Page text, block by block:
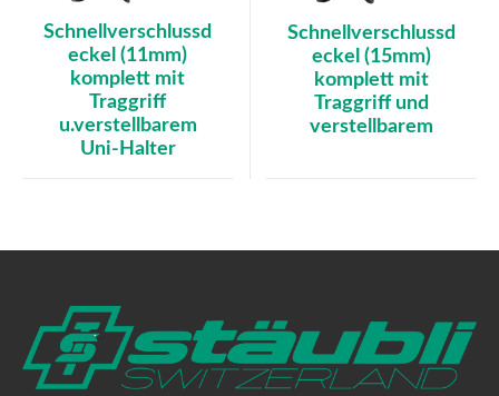
Schnellverschlussd
eckel (11mm)
komplett mit
Traggriff
u.verstellbarem
Uni-Halter
Schnellverschlussd
eckel (15mm)
komplett mit
Traggriff und
verstellbarem